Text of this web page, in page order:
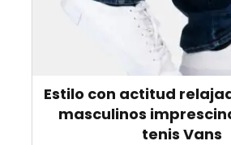
Estilo con actitud
masculinos
tenis Vans